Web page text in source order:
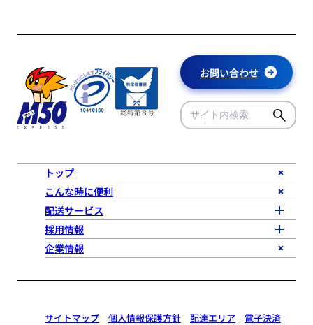
お問い合わせ
トップ
こんな時に便利
配送サービス
採用情報
企業情報
サイトマップ 個人情報保護方針 配達エリア 電子決済